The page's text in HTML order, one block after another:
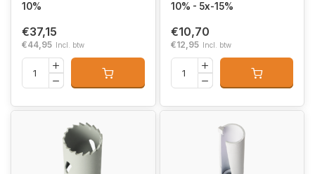
10%
€37,15
€44,95 Incl. btw
10% - 5x-15%
€10,70
€12,95 Incl. btw